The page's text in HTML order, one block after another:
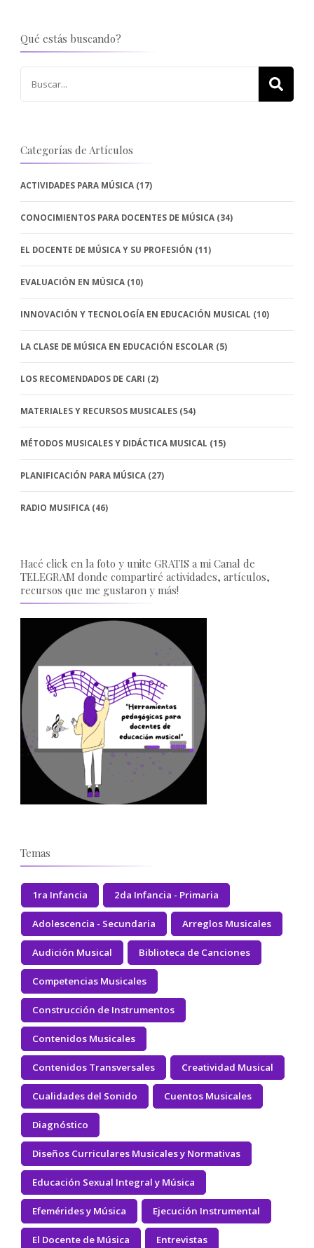
Qué estás buscando?
Categorías de Artículos
ACTIVIDADES PARA MÚSICA (17)
CONOCIMIENTOS PARA DOCENTES DE MÚSICA (34)
EL DOCENTE DE MÚSICA Y SU PROFESIÓN (11)
EVALUACIÓN EN MÚSICA (10)
INNOVACIÓN Y TECNOLOGÍA EN EDUCACIÓN MUSICAL (10)
LA CLASE DE MÚSICA EN EDUCACIÓN ESCOLAR (5)
LOS RECOMENDADOS DE CARI (2)
MATERIALES Y RECURSOS MUSICALES (54)
MÉTODOS MUSICALES Y DIDÁCTICA MUSICAL (15)
PLANIFICACIÓN PARA MÚSICA (27)
RADIO MUSIFICA (46)
Hacé click en la foto y unite GRATIS a mi Canal de
TELEGRAM donde compartiré actividades, artículos,
recursos que me gustaron y más!
Temas
1ra Infancia 2da Infancia - Primaria
Adolescencia - Secundaria Arreglos Musicales
Audición Musical Biblioteca de Canciones
Competencias Musicales
Construcción de Instrumentos
Contenidos Musicales
Contenidos Transversales Creatividad Musical
Cualidades del Sonido Cuentos Musicales
Diagnóstico
Diseños Curriculares Musicales y Normativas
Educación Sexual Integral y Música
Efemérides y Música Ejecución Instrumental
El Docente de Música Entrevistas